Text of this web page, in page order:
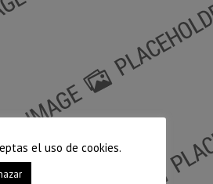
el uso de cookies.